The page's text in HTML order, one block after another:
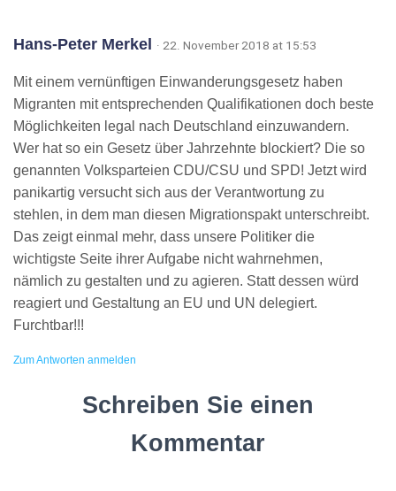
Hans-Peter Merkel · 22. November 2018 at 15:53
Mit einem vernünftigen Einwanderungsgesetz haben
Migranten mit entsprechenden Qualifikationen doch beste
Möglichkeiten legal nach Deutschland einzuwandern.
Wer hat so ein Gesetz über Jahrzehnte blockiert? Die so
genannten Volksparteien CDU/CSU und SPD! Jetzt wird
panikartig versucht sich aus der Verantwortung zu
stehlen, in dem man diesen Migrationspakt unterschreibt.
Das zeigt einmal mehr, dass unsere Politiker die
wichtigste Seite ihrer Aufgabe nicht wahrnehmen,
nämlich zu gestalten und zu agieren. Statt dessen würd
reagiert und Gestaltung an EU und UN delegiert.
Furchtbar!!!
Zum Antworten anmelden
Schreiben Sie einen
Kommentar